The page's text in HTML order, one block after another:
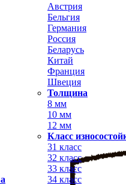
Австрия
Бельгия
Германия
Россия
Беларусь
Китай
Франция
Швеция
Толщина
8 мм
10 мм
12 мм
Класс
31 класс
32 класс
33 класс
34 класс